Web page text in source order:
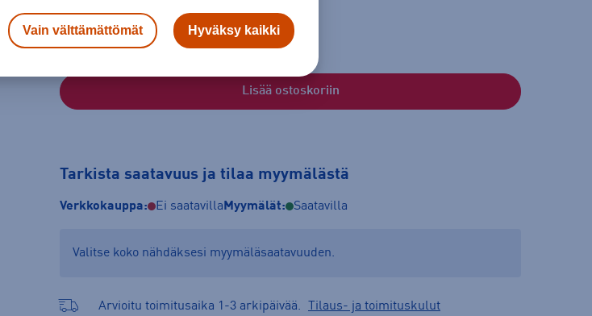
Kokotaulukko
Lisää ostoskoriin
Tarkista saatavuus ja tilaa myymälästä
Verkkokauppa: Ei saatavilla Myymälät: Saatavilla
Valitse koko nähdäksesi myymäläsaatavuuden.
Arvioitu toimitusaika 1-3 arkipäivää. Tilaus- ja toimituskulut
Vain välttämättömät Hyväksy kaikki